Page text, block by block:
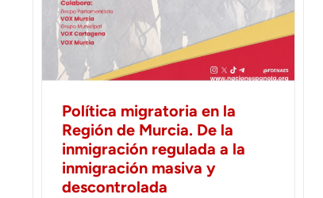
Política migratoria en la
Región de Murcia. De la
inmigración regulada a la
inmigración masiva y
descontrolada